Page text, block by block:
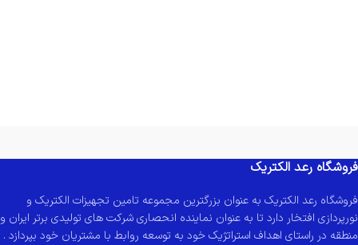
فروشگاه رعد الکتریک
فروشگاه رعد الکتریک به عنوان بزرگترین مجموعه تامین تجهیزات الکتریک و
نورپردازی افتخار دارد تا به عنوان نماینده انحصاری شرکت های تولیدی برتر ایران و
منطقه در راستای اهداف استراتژیک خود به توسعه روابط با مشتریان خود بپردازد .